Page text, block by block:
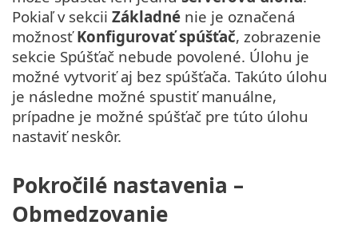
Pokiaľ v sekcii Základné nie je označená
možnosťKonfigurovať spúšťač, zobrazenie
sekcie Spúšťač nebude povolené. Úlohu je
možné vytvoriť aj bez spúšťača. Takúto úlohu
je následne možné spustiť manuálne,
prípadne je možné spúšťač pre túto úlohu
nastaviť neskôr.
Pokročilé nastavenia –
Obmedzovanie